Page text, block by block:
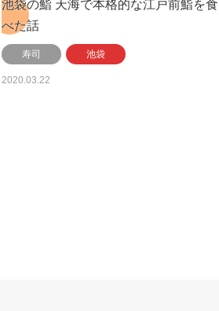
池袋の鮨 天海で本格的な江戸前鮨を食
べた話
寿司 池袋
2020.03.22